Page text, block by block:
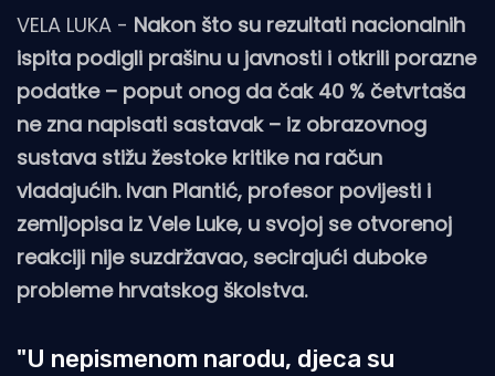
VELA LUKA - Nakon što su rezultati nacionalnih
ispita podigli prašinu u javnosti i otkrili porazne
podatke – poput onog da čak 40 % četvrtaša
ne zna napisati sastavak – iz obrazovnog
sustava stižu žestoke kritike na račun
vladajućih. Ivan Plantić, profesor povijesti i
zemljopisa iz Vele Luke, u svojoj se otvorenoj
reakciji nije suzdržavao, secirajući duboke
probleme hrvatskog školstva.
"U nepismenom narodu, djeca su